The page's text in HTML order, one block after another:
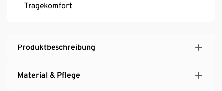
Tragekomfort
Produktbeschreibung
Material & Pflege